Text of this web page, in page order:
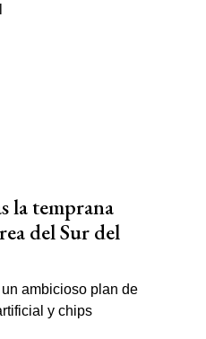
la temprana
del Sur del